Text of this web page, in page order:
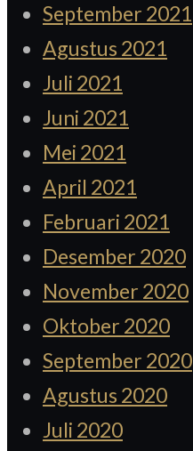
September 2021
Agustus 2021
Juli 2021
Juni 2021
Mei 2021
April 2021
Februari 2021
Desember 2020
November 2020
Oktober 2020
September 2020
Agustus 2020
Juli 2020